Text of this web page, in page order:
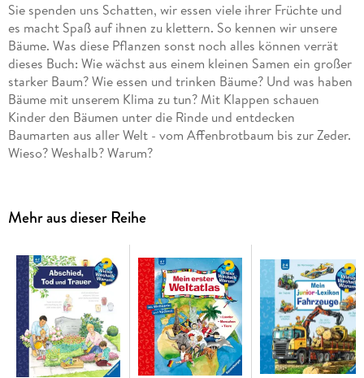
Sie spenden uns Schatten, wir essen viele ihrer Früchte und
es macht Spaß auf ihnen zu klettern. So kennen wir unsere
Bäume. Was diese Pflanzen sonst noch alles können verrät
dieses Buch: Wie wächst aus einem kleinen Samen ein großer
starker Baum? Wie essen und trinken Bäume? Und was haben
Bäume mit unserem Klima zu tun? Mit Klappen schauen
Kinder den Bäumen unter die Rinde und entdecken
Baumarten aus aller Welt - vom Affenbrotbaum bis zur Zeder.
Wieso? Weshalb? Warum?
Fragen auf. Warum sind die Dinosaurier ausgestorben? Wo ist
die Sonne in der Nacht? Wozu brauchen wir das Blut? Die
beliebte Sachbuchreihe Wieso? Weshalb? Warum? gibt
Kindern Antworten auf Augenhöhe. Dabei werden die
unterschiedlichsten Themen aus der Alltags- und
Interessenswelt der Kinder altersgerecht und mit viel Liebe
zum Detail unter die Lupe genommen.
Detailreiche Bilder, verständliche Sachtexte und
überraschende Klappen, die Bewegungen oder Abläufe
Mehr aus dieser Reihe